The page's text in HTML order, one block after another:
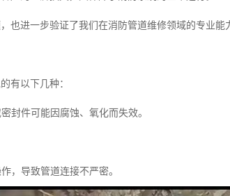
也进一步验证了我们在消防管道维修领域的专业能
有以下几种：
封件可能因腐蚀、氧化而失效。
，导致管道连接不严密。